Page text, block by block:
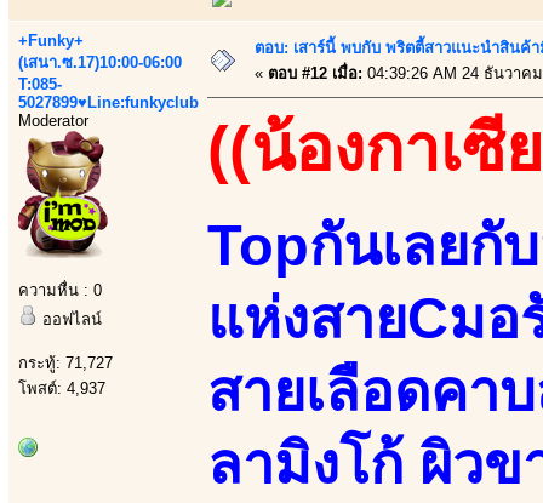
+Funky+
(เสนา.ซ.17)10:00-06:00
T:085-
5027899♥Line:funkyclub
Moderator
ความหื่น : 0
ออฟไลน์
กระทู้: 71,727
โพสต์: 4,937
ตอบ: เสาร์นี้ พบกับ พริตตี้สาวแนะนำสินค้
« ตอบ #12 เมื่อ: 04:39:26 AM 24 ธันวาค
((น้องกาเซี
Topกันเลยกั
แห่งสายCมอ
สายเลือดคา
ลามิงโก้ ผิว